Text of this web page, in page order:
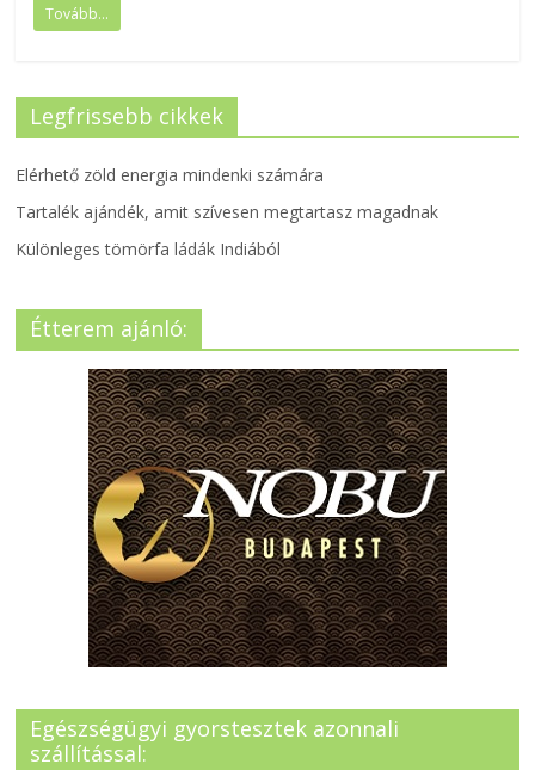
Tovább...
Legfrissebb cikkek
Elérhető zöld energia mindenki számára
Tartalék ajándék, amit szívesen megtartasz magadnak
Különleges tömörfa ládák Indiából
Étterem ajánló:
Egészségügyi gyorstesztek azonnali
szállítással: